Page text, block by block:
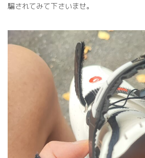
騙されてみて下さいませ。